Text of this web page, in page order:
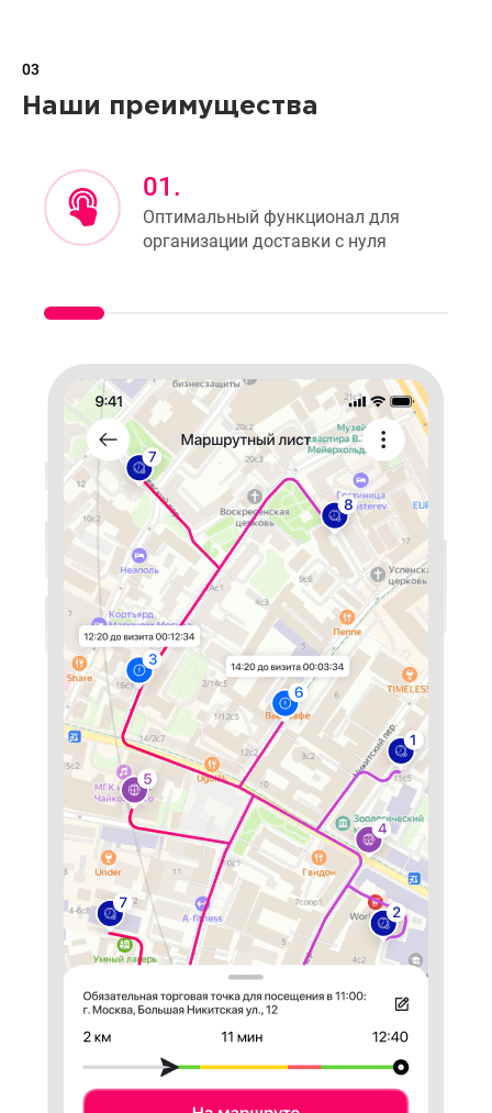
03
Наши преимущества
01.
Оптимальный функционал для
организации доставки с нуля